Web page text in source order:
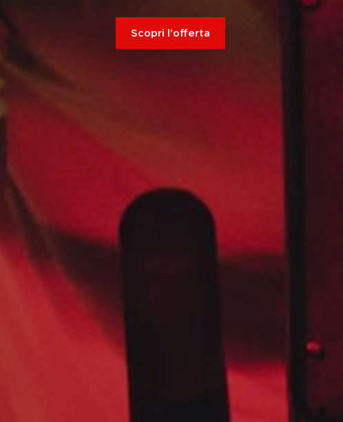
Scopri l'offerta